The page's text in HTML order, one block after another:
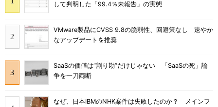
して判明した「99.4％未報告」の実態
VMware製品にCVSS 9.8の脆弱性、回避策なし 速やか
なアップデートを推奨
SaaSの価値は“割り勘”だけじゃない 「SaaSの死」論
争を一刀両断
なぜ、日本IBMのNHK案件は失敗したのか？ メインフ